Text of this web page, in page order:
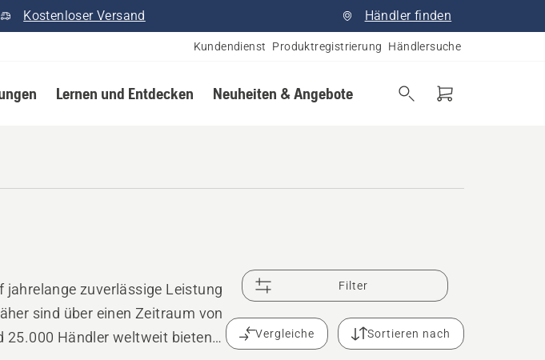
Kostenloser Versand Händler finden
Kundendienst Produktregistrierung Händlersuche
Lernen und Entdecken Neuheiten & Angebote
zuverlässige Leistung
sind über einen Zeitraum von
25.000 Händler weltweit bieten
Filter
Vergleiche Sortieren nach